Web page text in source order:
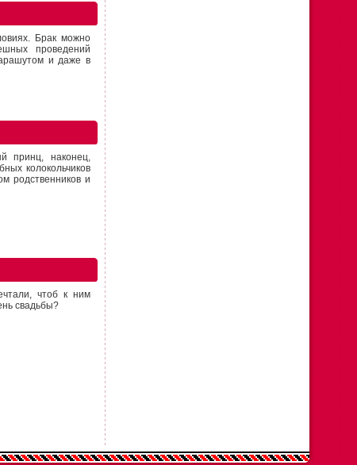
Брак можно
проведений
и даже в
принц, наконец,
колокольчиков
родственников и
чтоб к ним
свадьбы?